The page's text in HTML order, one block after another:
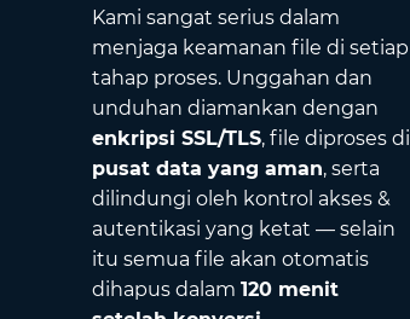
Kami sangat serius dalam
menjaga keamanan file di setiap
tahap proses. Unggahan dan
unduhan diamankan dengan
enkripsi SSL/TLS, file diproses di
pusat data yang aman, serta
dilindungi oleh kontrol akses &
autentikasi yang ketat — selain
itu semua file akan otomatis
dihapus dalam 120 menit